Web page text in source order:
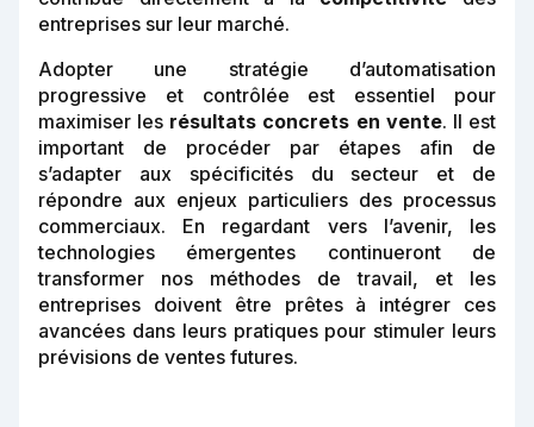
entreprises sur leur marché.
Adopter une stratégie d’automatisation
progressive et contrôlée est essentiel pour
maximiser les résultats concrets en vente. Il est
important de procéder par étapes afin de
s’adapter aux spécificités du secteur et de
répondre aux enjeux particuliers des processus
commerciaux. En regardant vers l’avenir, les
technologies émergentes continueront de
transformer nos méthodes de travail, et les
entreprises doivent être prêtes à intégrer ces
avancées dans leurs pratiques pour stimuler leurs
prévisions de ventes futures.